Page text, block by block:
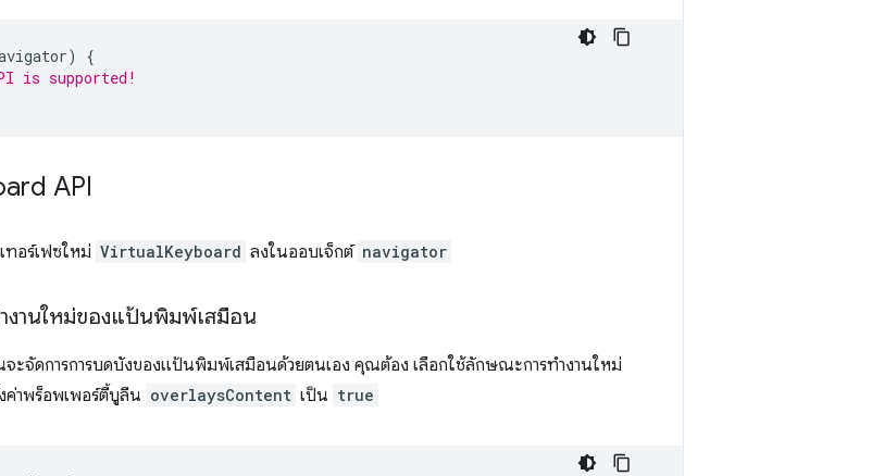
)
{
is supported!
API
อร์เฟซใหม่ VirtualKeyboard ลงในออบเจ็กต์ navigator
งานใหม่ของแป้นพิมพ์เสมือน
ณจะจัดการการบดบังของแป้นพิมพ์เสมือนด้วยตนเอง คุณต้อง เลือกใช้ลักษณะการทำงานใหม่
าพร็อพเพอร์ตี้บูลีน overlaysContent เป็น true